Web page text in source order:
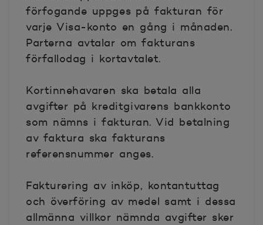
förfogande uppges på fakturan för
varje Visa-konto en gång i månaden.
Parterna avtalar om fakturans
förfallodag i kortavtalet.
Kortinnehavaren ska betala alla
avgifter på kreditgivarens bankkonto
som nämns i fakturan. Vid betalning
av faktura ska fakturans
referensnummer anges.
Fakturering av inköp, kontantuttag
och överföring av medel samt i dessa
allmänna villkor nämnda avgifter sker